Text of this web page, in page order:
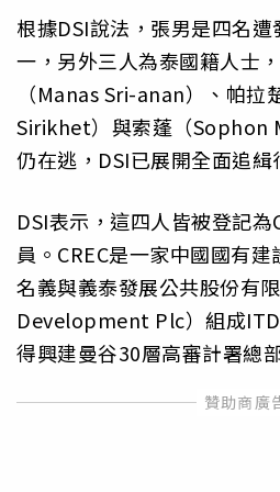
根據DSI說法，張男是四名
一，另外三人為泰國籍人士
（Manas Sri-anan）、帕
Sirikhet）與索蓬（Sophon
仍在逃，DSI已展開全面追緝
DSI表示，這四人皆被登記為
員。CREC是一家中國國有
名義與義泰發展公共股份有
Development Plc）組成
得興建曼谷30層高審計署總